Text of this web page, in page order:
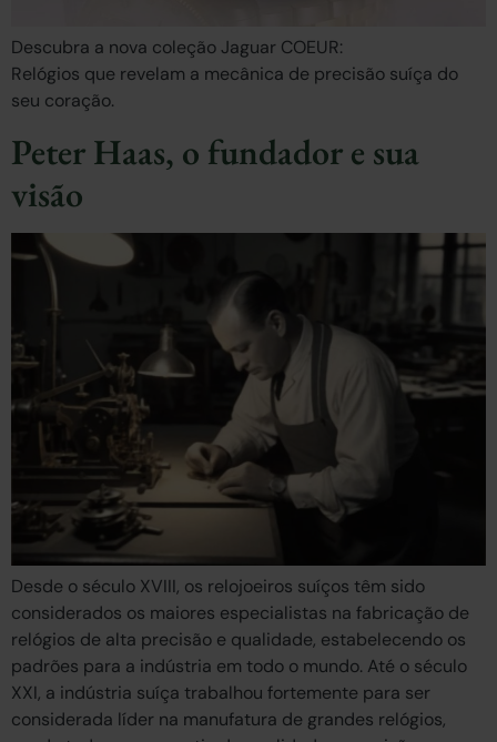
Descubra a nova coleção Jaguar COEUR:
Relógios que revelam a mecânica de precisão suíça do
seu coração.
Peter Haas, o fundador e sua
visão
Desde o século XVIII, os relojoeiros suíços têm sido
considerados os maiores especialistas na fabricação de
relógios de alta precisão e qualidade, estabelecendo os
padrões para a indústria em todo o mundo. Até o século
XXI, a indústria suíça trabalhou fortemente para ser
considerada líder na manufatura de grandes relógios,